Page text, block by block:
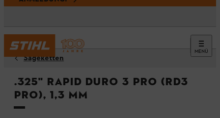
MENÜ
Sägeketten
.325" Rapid Duro 3 Pro (RD3
Pro), 1,3 mm